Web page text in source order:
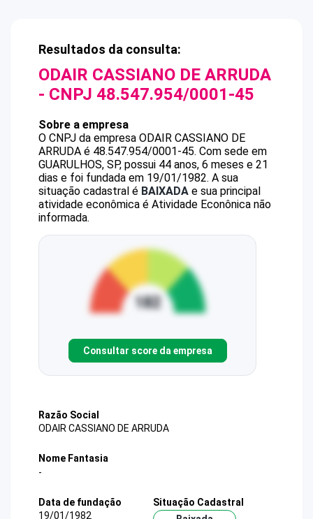
Resultados da consulta:
ODAIR CASSIANO DE ARRUDA
- CNPJ 48.547.954/0001-45
Sobre a empresa
O CNPJ da empresa ODAIR CASSIANO DE
ARRUDA é 48.547.954/0001-45. Com sede em
GUARULHOS, SP, possui 44 anos, 6 meses e 21
dias e foi fundada em 19/01/1982. A sua
situação cadastral é BAIXADA e sua principal
atividade econômica é Atividade Econônica não
informada.
Consultar score da empresa
Razão Social
ODAIR CASSIANO DE ARRUDA
Nome Fantasia
-
Data de fundação
19/01/1982
Situação Cadastral